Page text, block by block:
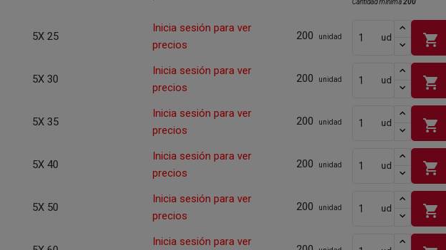
Cantidad mínima200
5X 25
Inicia sesión para ver
precios
200 unidad ud shopping_cart
5X 30
Inicia sesión para ver
precios
200 unidad ud shopping_cart
5X 35
Inicia sesión para ver
precios
200 unidad ud shopping_cart
5X 40
Inicia sesión para ver
precios
200 unidad ud shopping_cart
5X 50
Inicia sesión para ver
precios
200 unidad ud shopping_cart
Inicia sesión para ver